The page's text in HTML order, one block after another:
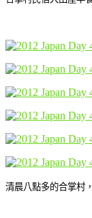
清晨八點多的合掌村